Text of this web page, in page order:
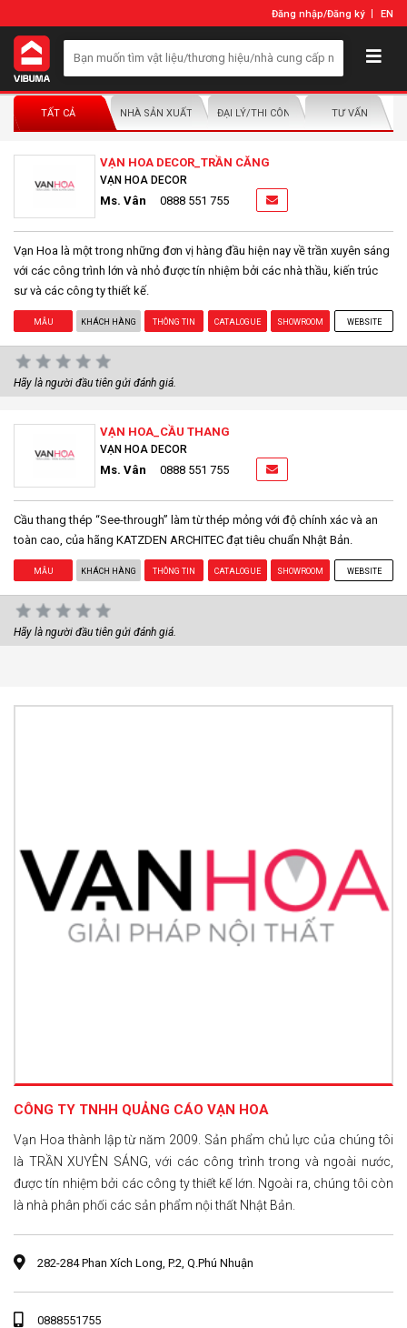
Đăng nhập/Đăng ký EN
TẤT CẢ NHÀ SẢN XUẤT/NHÀ PHÂN PHỐIĐẠI LÝ/THI CÔNG LẮP ĐẶTTƯ VẤN
VẠN HOA DECOR_TRẦN CĂNG
VẠN HOA DECOR
Ms. Vân 0888 551 755
Vạn Hoa là một trong những đơn vị hàng đầu hiện nay về trần xuyên sáng
với các công trình lớn và nhỏ được tín nhiệm bởi các nhà thầu, kiến trúc
sư và các công ty thiết kế.
MẪU KHÁCH HÀNG THÔNG TIN CATALOGUE SHOWROOM WEBSITE
Hãy là người đầu tiên gửi đánh giá.
VẠN HOA_CẦU THANG
VẠN HOA DECOR
Ms. Vân 0888 551 755
Cầu thang thép “See-through” làm từ thép mỏng với độ chính xác và an
toàn cao, của hãng KATZDEN ARCHITEC đạt tiêu chuẩn Nhật Bản.
MẪU KHÁCH HÀNG THÔNG TIN CATALOGUE SHOWROOM WEBSITE
Hãy là người đầu tiên gửi đánh giá.
CÔNG TY TNHH QUẢNG CÁO VẠN HOA
Vạn Hoa thành lập từ năm 2009. Sản phẩm chủ lực của chúng tôi
là TRẦN XUYÊN SÁNG, với các công trình trong và ngoài nước,
được tín nhiệm bởi các công ty thiết kế lớn. Ngoài ra, chúng tôi còn
là nhà phân phối các sản phẩm nội thất Nhật Bản.
282-284 Phan Xích Long, P.2, Q.Phú Nhuận
0888551755